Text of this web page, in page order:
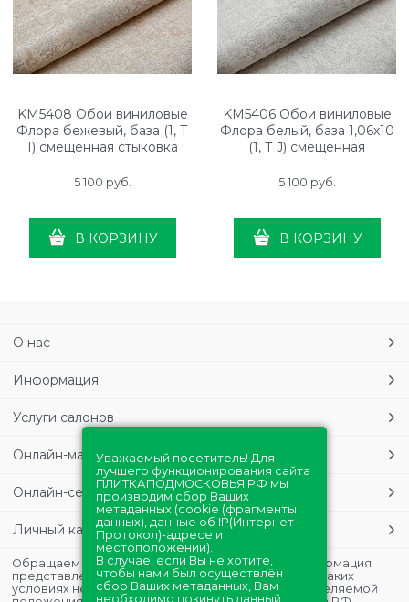
KM5408 Обои виниловые
Флора бежевый, база (1, Т
I) смещенная стыковка
5 100 руб.
В КОРЗИНУ
KM5406 Обои виниловые
Флора белый, база 1,06х10
(1, Т J) смещенная
5 100 руб.
В КОРЗИНУ
О нас
Информация
Услуги салонов
Онлайн-магазин
Онлайн-сервисы
Личный кабинет
Обращаем Ваше внимание на то, что данная информация
представлена в ознакомительных целях и ни при каких
условиях не является публичной офертой, определяемой
Уважаемый посетитель! Для
лучшего функционирования сайта
ПЛИТКАПОДМОСКОВЬЯ.РФ мы
производим сбор Ваших
метаданных (cookie (фрагменты
данных), данные об IP(Интернет
Протокол)-адресе и
местоположении).
В случае, если Вы не хотите,
чтобы нами был осуществлён
сбор Ваших метаданных, Вам
необходимо покинуть данный